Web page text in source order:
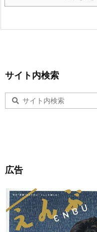
サイト内検索
広告